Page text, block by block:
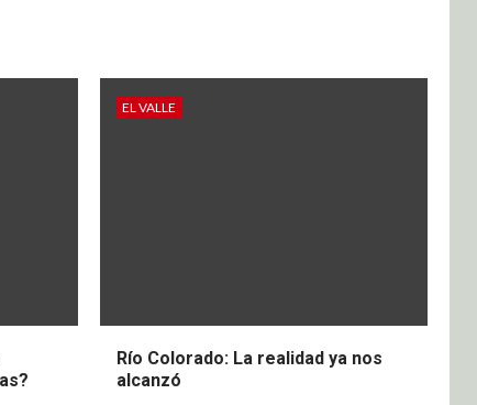
EL VALLE
Río Colorado: La realidad ya nos
alcanzó